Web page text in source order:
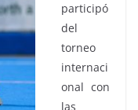
participó
del
torneo
internaci
onal con
las